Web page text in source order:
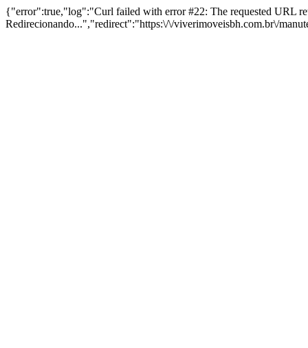
{"error":true,"log":"Curl failed with error #22: The requested URL
Redirecionando...","redirect":"https:\/\/viverimoveisbh.com.br\/